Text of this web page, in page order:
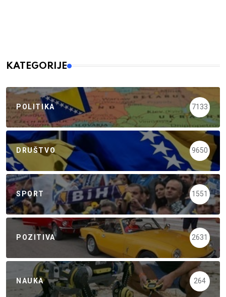
KATEGORIJE
POLITIKA 7133
DRUŠTVO 9650
SPORT 1551
POZITIVA 2631
NAUKA 264